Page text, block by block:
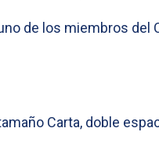
de los miembros
Carta, doble